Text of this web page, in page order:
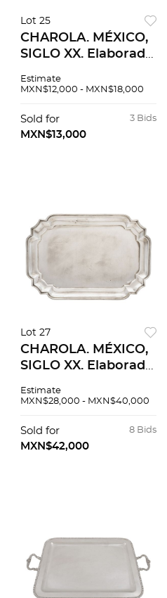
Lot 25
CHAROLA. MÉXICO,
SIGLO XX. Elaborada
Sterling, ley 0.925.
Estimate
MXN$12,000 - MXN$18,000
3 Bids
Sold for
MXN$13,000
Lot 27
CHAROLA. MÉXICO,
SIGLO XX. Elaborada
Sterling, ley 0.925
cm.
Estimate
MXN$28,000 - MXN$40,000
8 Bids
Sold for
MXN$42,000